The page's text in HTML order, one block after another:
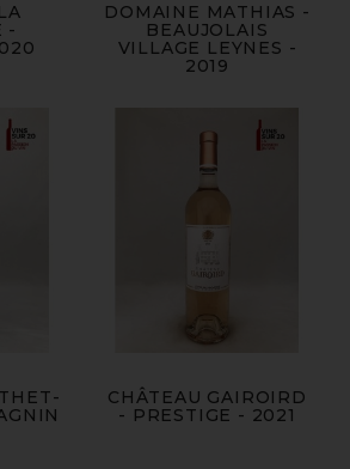
-
DOMAINE MATHIAS -
BEAUJOLAIS
VILLAGE LEYNES -
2019
CHÂTEAU GAIROIRD
- PRESTIGE - 2021